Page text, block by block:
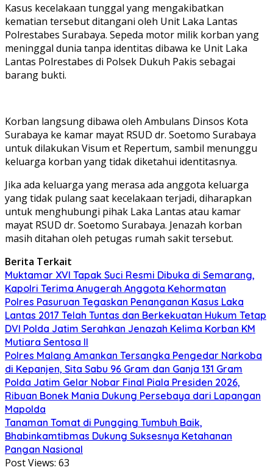
Kasus kecelakaan tunggal yang mengakibatkan
kematian tersebut ditangani oleh Unit Laka Lantas
Polrestabes Surabaya. Sepeda motor milik korban yang
meninggal dunia tanpa identitas dibawa ke Unit Laka
Lantas Polrestabes di Polsek Dukuh Pakis sebagai
barang bukti.
Korban langsung dibawa oleh Ambulans Dinsos Kota
Surabaya ke kamar mayat RSUD dr. Soetomo Surabaya
untuk dilakukan Visum et Repertum, sambil menunggu
keluarga korban yang tidak diketahui identitasnya.
Jika ada keluarga yang merasa ada anggota keluarga
yang tidak pulang saat kecelakaan terjadi, diharapkan
untuk menghubungi pihak Laka Lantas atau kamar
mayat RSUD dr. Soetomo Surabaya. Jenazah korban
masih ditahan oleh petugas rumah sakit tersebut.
Berita Terkait
Muktamar XVI Tapak Suci Resmi Dibuka di Semarang,
Kapolri Terima Anugerah Anggota Kehormatan
Polres Pasuruan Tegaskan Penanganan Kasus Laka
Lantas 2017 Telah Tuntas dan Berkekuatan Hukum Tetap
DVI Polda Jatim Serahkan Jenazah Kelima Korban KM
Mutiara Sentosa II
Polres Malang Amankan Tersangka Pengedar Narkoba
di Kepanjen, Sita Sabu 96 Gram dan Ganja 131 Gram
Polda Jatim Gelar Nobar Final Piala Presiden 2026,
Ribuan Bonek Mania Dukung Persebaya dari Lapangan
Mapolda
Tanaman Tomat di Pungging Tumbuh Baik,
Bhabinkamtibmas Dukung Suksesnya Ketahanan
Pangan Nasional
Post Views: 63